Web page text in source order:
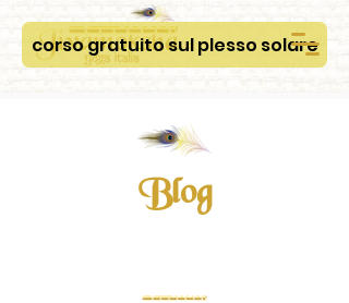
corso gratuito sul plesso solare
Blog